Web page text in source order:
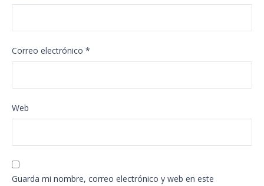
Correo electrónico *
Web
Guarda mi nombre, correo electrónico y web en este